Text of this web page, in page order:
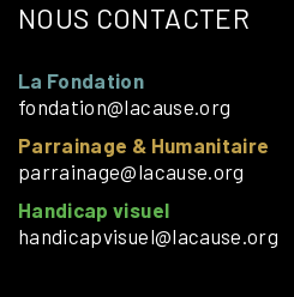
NOUS CONTACTER
La Fondation
fondation@lacause.org
Parrainage & Humanitaire
parrainage@lacause.org
Handicap visuel
handicapvisuel@lacause.org